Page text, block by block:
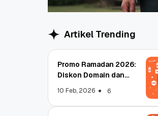
Artikel Trending
Promo Ramadan 2026:
Diskon Domain dan
10 Feb, 2026 6